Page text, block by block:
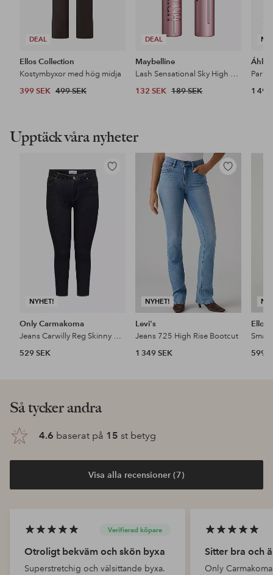
DEAL
Ellos Collection
Kostymbyxor med hög midja
399 SEK 499 SEK
DEAL
Maybelline
Lash Sensational Sky High Mascara
132 SEK 189 SEK 1 499
Upptäck våra nyheter
NYHET!
Lägg
Only Carmakoma
Jeans Carwilly Reg Skinny Ank Dnm Box Noo
529 SEK
NYHET!
Lägg
Levi's
Jeans 725 High Rise Bootcut
1 349 SEK
Ellos
599
Så tycker andra
4.6 baserat på 15 st betyg
Visa alla recensioner (7)
Verifierad köpare
Otroligt bekväm och skön byxa
Superstretchig och välsittande byxa.
Sitter bra och
Only